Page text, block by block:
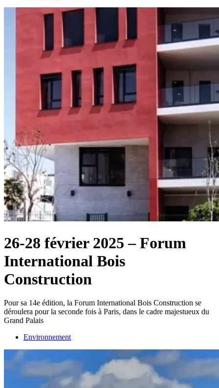
26-28 février 2025 – Forum
International Bois
Construction
Pour sa 14e édition, la Forum International Bois Construction se
déroulera pour la seconde fois à Paris, dans le cadre majestueux du
Grand Palais
Environnement